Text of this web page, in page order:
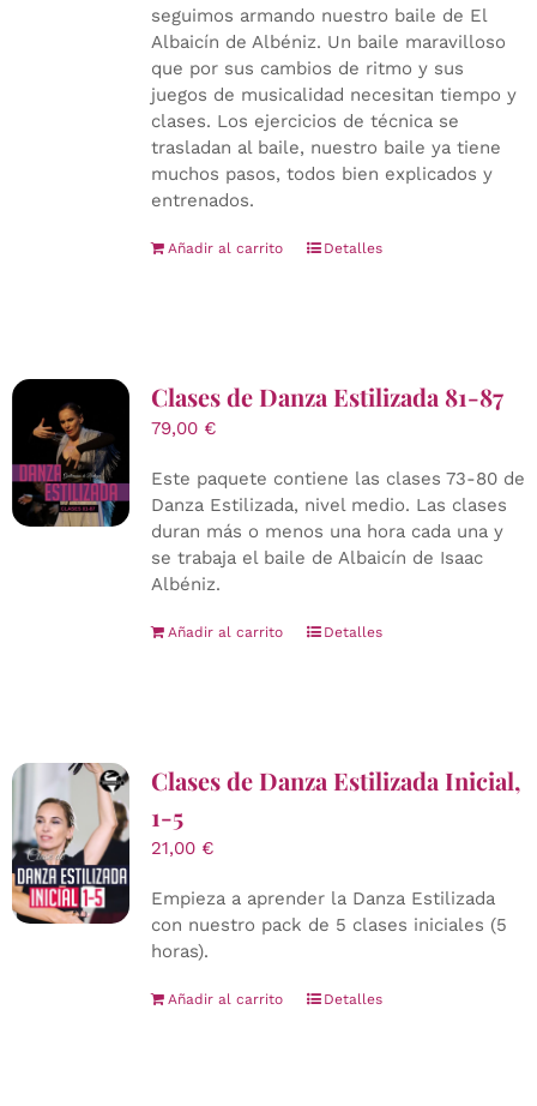
seguimos armando nuestro baile de El
Albaicín de Albéniz. Un baile maravilloso
que por sus cambios de ritmo y sus
juegos de musicalidad necesitan tiempo y
clases. Los ejercicios de técnica se
trasladan al baile, nuestro baile ya tiene
muchos pasos, todos bien explicados y
entrenados.
Añadir al carrito Detalles
Clases de Danza Estilizada 81-87
79,00 €
Este paquete contiene las clases 73-80 de
Danza Estilizada, nivel medio. Las clases
duran más o menos una hora cada una y
se trabaja el baile de Albaicín de Isaac
Albéniz.
Añadir al carrito Detalles
Clases de Danza Estilizada Inicial,
1-5
21,00 €
Empieza a aprender la Danza Estilizada
con nuestro pack de 5 clases iniciales (5
horas).
Añadir al carrito Detalles